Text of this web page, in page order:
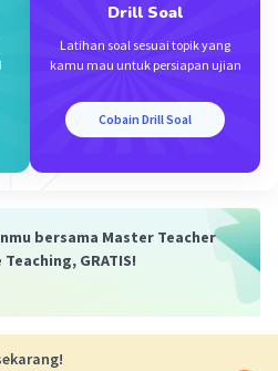
diam / tidak bergerak)
kekekalan energi ( Em 1 = Em 2)
Joule.
Drill Soal
Latihan soal sesuai topik yang
kamu mau untuk persiapan ujian
Cobain Drill Soal
bersama Master Teacher
GRATIS!